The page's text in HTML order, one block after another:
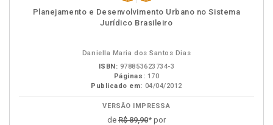
Disponível
na
páginas
Planejamento e Desenvolvimento Urbano no Sistema
Jurídico Brasileiro
Daniella Maria dos Santos Dias
ISBN: 978853623734-3
Páginas: 170
Publicado em: 04/04/2012
VERSÃO IMPRESSA
de R$ 89,90* por